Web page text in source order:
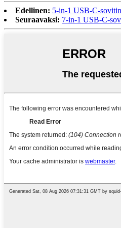
Edellinen: 5-in-1 USB-C-
Seuraavaksi: 7-in-1 USB-C-